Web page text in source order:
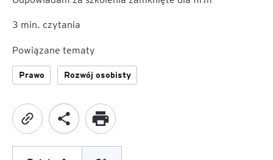
3 min. czytania
Powiązane tematy
Prawo Rozwój osobisty